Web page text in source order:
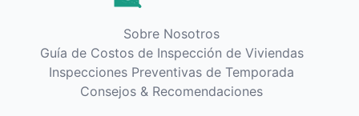
Sobre Nosotros
Guía de Costos de Inspección de Viviendas
Inspecciones Preventivas de Temporada
Consejos & Recomendaciones